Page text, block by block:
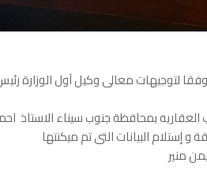
لتوجيهات معالى وكيل آول الوزارة
بمحافظة جنوب سيناء الاستاذ
إستلام البيانات التى تم ميكنتها
منير